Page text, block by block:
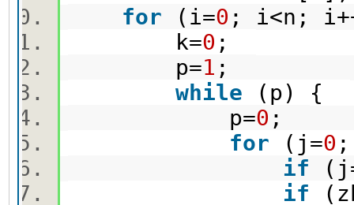
for (i=0 ; i<n;
k=0 ;
p=1 ;
while (p) {
p=0 ;
for (j=0
if
if